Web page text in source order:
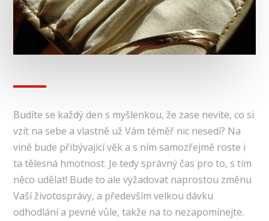
Budíte se každý den s myšlenkou, že zase nevíte, co si
vzít na sebe a vlastně už Vám téměř nic nesedí? Na
vině bude přibývající věk a s ním samozřejmě roste i
ta tělesná hmotnost. Je tedy správný čas pro to, s tím
něco udělat! Bude to ale vyžadovat naprostou změnu
Vaší životosprávy, a především velkou dávku
odhodlání a pevné vůle, takže na to nezapomínejte.